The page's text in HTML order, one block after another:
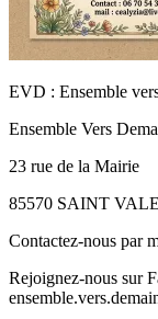
EVD : Ensemble
Ensemble Vers
23 rue de la Mairie
85570 SAINT
Contactez-nous par
Rejoignez-nous sur